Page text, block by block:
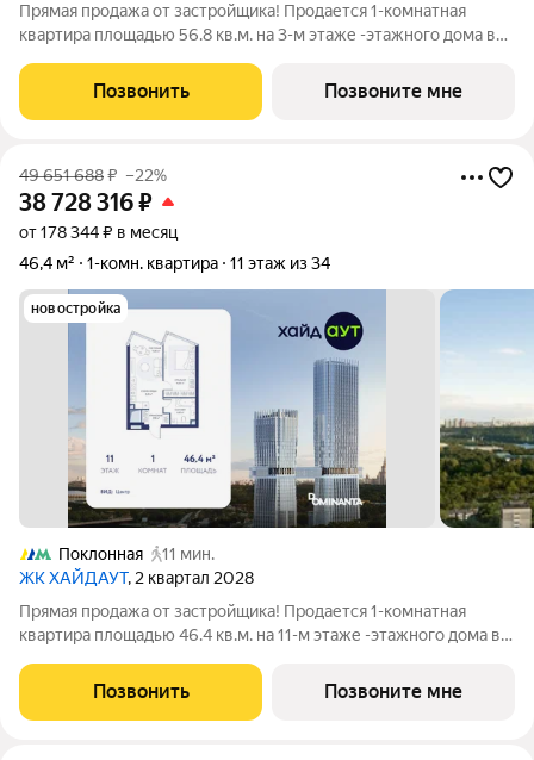
Прямая продажа от застройщика! Продается 1-комнатная
квартира площадью 56.8 кв.м. на 3-м этаже -этажного дома в
Победы, Долина реки Сетунь, МГУ, Москва-Сити, Воробьевы
горы. Высота потолков 3,25 м.
Позвонить Позвоните мне
49 651 688₽ –22%
38 728 316₽
от 178 344 ₽ в месяц
46,4 м²
1-комн. квартира 11 этаж из 34
новостройка
Поклонная
11 мин.
ЖК ХАЙДАУТ, 2 квартал 2028
Прямая продажа от застройщика! Продается 1-комнатная
квартира площадью 46.4 кв.м. на 11-м этаже -этажного дома в
Победы, Долина реки Сетунь, МГУ, Москва-Сити, Воробьевы
горы. Высота потолков 3,25 м.
Позвонить Позвоните мне